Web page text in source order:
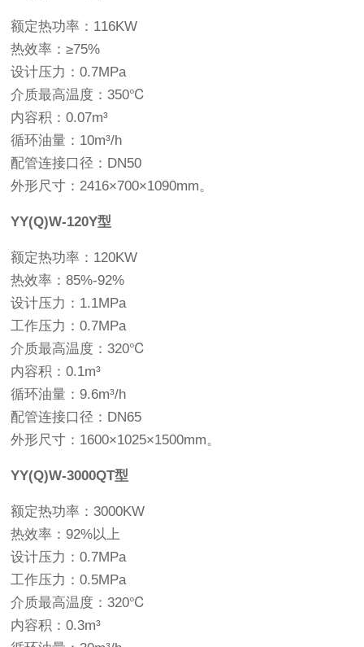
额定热功率：116KW
热效率：≥75%
设计压力：0.7MPa
介质最高温度：350℃
内容积：0.07m³
循环油量：10m³/h
配管连接口径：DN50
外形尺寸：2416×700×1090mm。
YY(Q)W-120Y型
额定热功率：120KW
热效率：85%-92%
设计压力：1.1MPa
工作压力：0.7MPa
介质最高温度：320℃
内容积：0.1m³
循环油量：9.6m³/h
配管连接口径：DN65
外形尺寸：1600×1025×1500mm。
YY(Q)W-3000QT型
额定热功率：3000KW
热效率：92%以上
设计压力：0.7MPa
工作压力：0.5MPa
介质最高温度：320℃
内容积：0.3m³